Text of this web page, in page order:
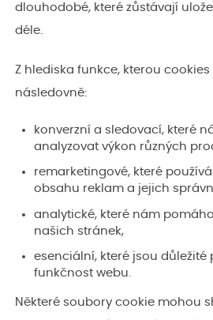
dlouhodobé, které zůstávají
déle.
Z hlediska funkce, kterou cookies
následovně:
konverzní a sledovací, které
analyzovat výkon různých
remarketingové, které
obsahu reklam a jejich
analytické, které nám
našich stránek,
esenciální, které jsou důležité
funkčnost webu.
Některé soubory cookie mohou